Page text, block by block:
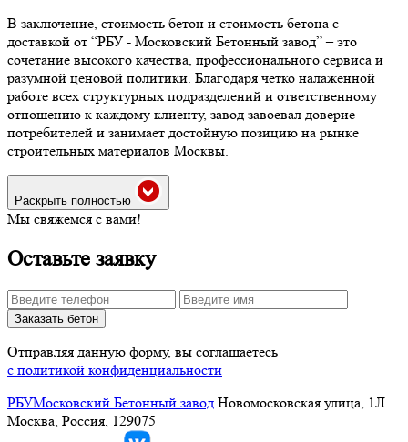
В заключение, стоимость бетон и стоимость бетона с
доставкой от “РБУ - Московский Бетонный завод” – это
сочетание высокого качества, профессионального сервиса и
разумной ценовой политики. Благодаря четко налаженной
работе всех структурных подразделений и ответственному
отношению к каждому клиенту, завод завоевал доверие
потребителей и занимает достойную позицию на рынке
строительных материалов Москвы.
Раскрыть полностью
Мы свяжемся с вами!
Оставьте заявку
Заказать бетон
Отправляя данную форму, вы соглашаетесь
с политикой конфиденциальности
РБУМосковский Бетонный завод Новомосковская улица, 1Л
Москва, Россия, 129075